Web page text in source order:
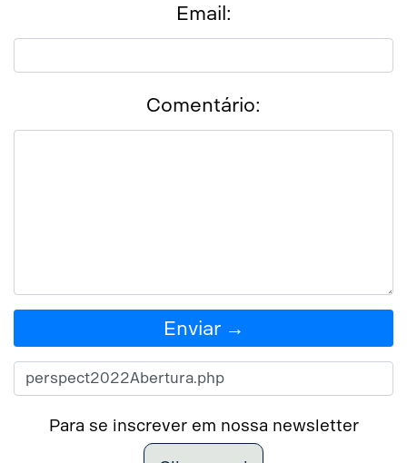
Email:
Comentário:
Enviar →
Para se inscrever em nossa newsletter